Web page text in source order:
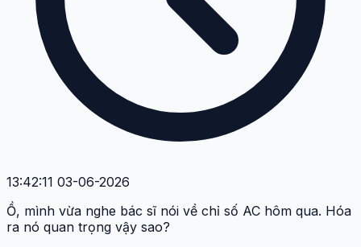
13:42:11 03-06-2026
Ồ, mình vừa nghe bác sĩ nói về chỉ số AC hôm qua. Hóa
ra nó quan trọng vậy sao?